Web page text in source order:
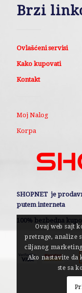
Brzi
Ovlašćeni servisi
Kako kupovati
Kontakt
Moj Nalog
Korpa
SHOPNET je
putem interneta
100% bezbedna
Ovaj web sajt
pretrage, analize
ciljanog
Ako nastavite da
ste sa